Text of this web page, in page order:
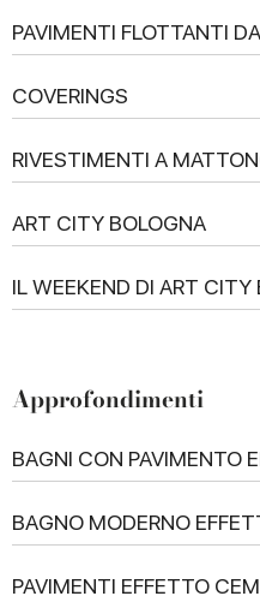
PAVIMENTI FLOTTANTI
COVERINGS
RIVESTIMENTI A
ART CITY BOLOGNA
IL WEEKEND DI ART CITY
Approfondimenti
BAGNI CON PAVIMENTO
BAGNO MODERNO
PAVIMENTI EFFETTO